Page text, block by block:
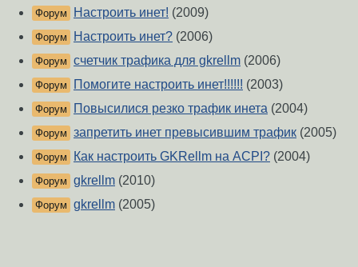
Форум Настроить инет! (2009)
Форум Настроить инет? (2006)
Форум счетчик трафика для gkrellm (2006)
Форум Помогите настроить инет!!!!!! (2003)
Форум Повысилися резко трафик инета (2004)
Форум запретить инет превысившим трафик (2005)
Форум Как настроить GKRellm на ACPI? (2004)
Форум gkrellm (2010)
Форум gkrellm (2005)